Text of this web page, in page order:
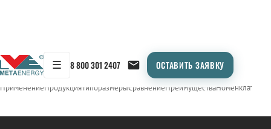
☰ 8 800 301 2407 ОСТАВИТЬ ЗАЯВКУ
← Продукция/ШИНОПРОВОД
ПрименениеПродукцияТипоразмерыСравнениеПреимуществаНоменклатура